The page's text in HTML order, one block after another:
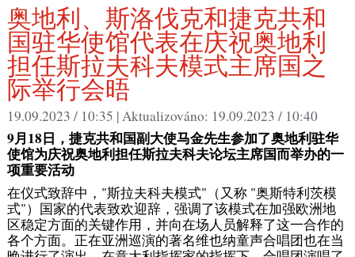
奥地利、斯洛伐克和捷克共和
国驻华使馆代表在庆祝奥地利
担任斯拉夫科夫模式主席国之
际举行会晤
19.09.2023 / 10:35 | Aktualizováno: 19.09.2023 / 10:40
9月18日，捷克共和国副大使马金先生参加了奥地利驻华
使馆为庆祝奥地利担任斯拉夫科夫论坛主席国而举办的一
项重要活动
在仪式致辞中，"斯拉夫科夫模式"（又称 "奥斯特利茨模
式"）国家的代表致欢迎辞，强调了该模式在加强欧洲地
区稳定方面的关键作用，并向在场人员解释了这一合作的
各个方面。正在亚洲巡演的著名维也纳童声合唱团也在当